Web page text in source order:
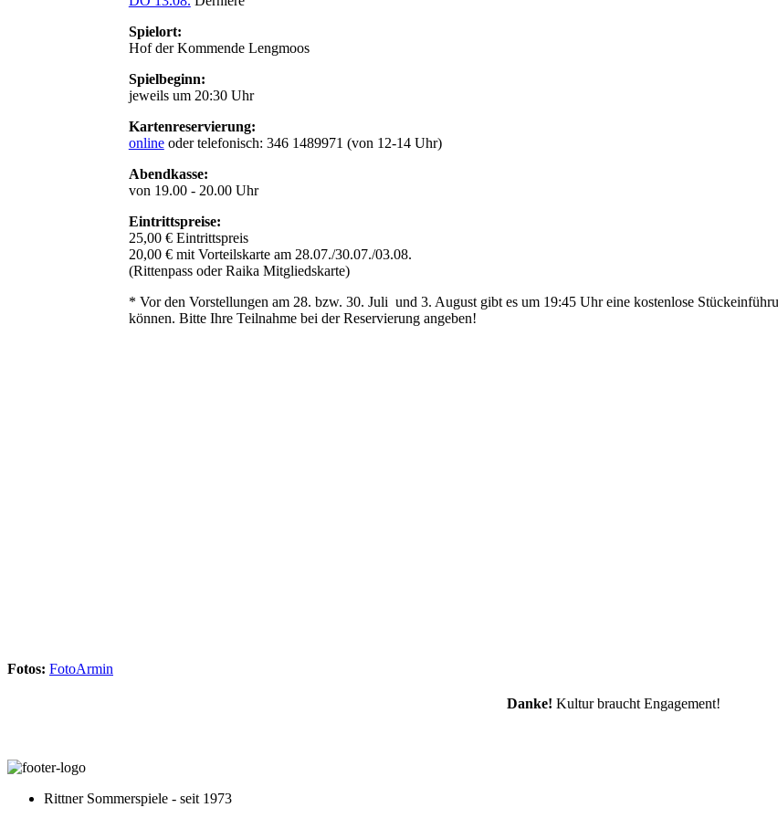
Spielort:
Hof der Kommende Lengmoos
Spielbeginn:
jeweils um 20:30 Uhr
Kartenreservierung:
onlineoder telefonisch: 346 1489971 (von 12-14 Uhr)
Abendkasse:
von 19.00 - 20.00 Uhr
Eintrittspreise:
25,00 € Eintrittspreis
20,00 € mit Vorteilskarte am 28.07./30.07./03.08.
(Rittenpass oder Raika Mitgliedskarte)
* Vor den Vorstellungen am 28. bzw. 30. Juli und 3. August gibt es um 19:45 Uhr eine kostenlose
können. Bitte Ihre Teilnahme bei der Reservierung angeben!
Fotos: FotoArmin
Danke! Kultur braucht Engagement!
Rittner Sommerspiele - seit 1973